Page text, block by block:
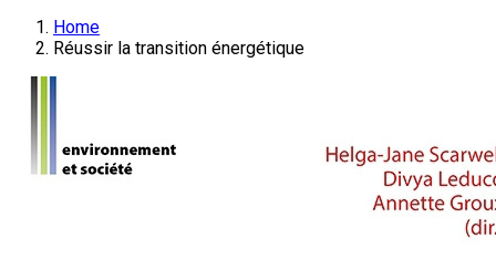
Home
Réussir la transition énergétique